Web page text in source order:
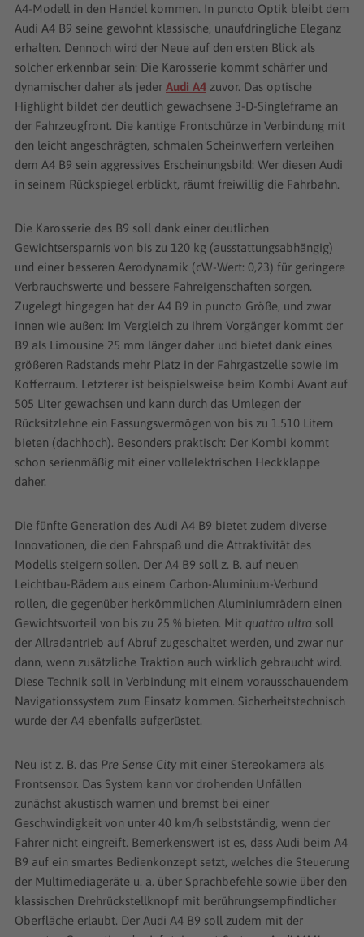
A4-Modell in den Handel kommen. In puncto Optik bleibt dem
Audi A4 B9 seine gewohnt klassische, unaufdringliche Eleganz
erhalten. Dennoch wird der Neue auf den ersten Blick als
solcher erkennbar sein: Die Karosserie kommt schärfer und
dynamischer daher als jeder Audi A4 zuvor. Das optische
Highlight bildet der deutlich gewachsene 3-D-Singleframe an
der Fahrzeugfront. Die kantige Frontschürze in Verbindung mit
den leicht angeschrägten, schmalen Scheinwerfern verleihen
dem A4 B9 sein aggressives Erscheinungsbild: Wer diesen Audi
in seinem Rückspiegel erblickt, räumt freiwillig die Fahrbahn.
Die Karosserie des B9 soll dank einer deutlichen
Gewichtsersparnis von bis zu 120 kg (ausstattungsabhängig)
und einer besseren Aerodynamik (cW-Wert: 0,23) für geringere
Verbrauchswerte und bessere Fahreigenschaften sorgen.
Zugelegt hingegen hat der A4 B9 in puncto Größe, und zwar
innen wie außen: Im Vergleich zu ihrem Vorgänger kommt der
B9 als Limousine 25 mm länger daher und bietet dank eines
größeren Radstands mehr Platz in der Fahrgastzelle sowie im
Kofferraum. Letzterer ist beispielsweise beim Kombi Avant auf
505 Liter gewachsen und kann durch das Umlegen der
Rücksitzlehne ein Fassungsvermögen von bis zu 1.510 Litern
bieten (dachhoch). Besonders praktisch: Der Kombi kommt
schon serienmäßig mit einer vollelektrischen Heckklappe
daher.
Die fünfte Generation des Audi A4 B9 bietet zudem diverse
Innovationen, die den Fahrspaß und die Attraktivität des
Modells steigern sollen. Der A4 B9 soll z. B. auf neuen
Leichtbau-Rädern aus einem Carbon-Aluminium-Verbund
rollen, die gegenüber herkömmlichen Aluminiumrädern einen
Gewichtsvorteil von bis zu 25 % bieten. Mit quattro ultra soll
der Allradantrieb auf Abruf zugeschaltet werden, und zwar nur
dann, wenn zusätzliche Traktion auch wirklich gebraucht wird.
Diese Technik soll in Verbindung mit einem vorausschauendem
Navigationssystem zum Einsatz kommen. Sicherheitstechnisch
wurde der A4 ebenfalls aufgerüstet.
Neu ist z. B. das Pre Sense City mit einer Stereokamera als
Frontsensor. Das System kann vor drohenden Unfällen
zunächst akustisch warnen und bremst bei einer
Geschwindigkeit von unter 40 km/h selbstständig, wenn der
Fahrer nicht eingreift. Bemerkenswert ist es, dass Audi beim A4
B9 auf ein smartes Bedienkonzept setzt, welches die Steuerung
der Multimediageräte u. a. über Sprachbefehle sowie über den
klassischen Drehrückstellknopf mit berührungsempfindlicher
Oberfläche erlaubt. Der Audi A4 B9 soll zudem mit der